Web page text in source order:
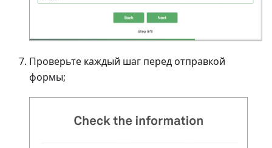
Проверьте каждый шаг перед отправкой
формы;